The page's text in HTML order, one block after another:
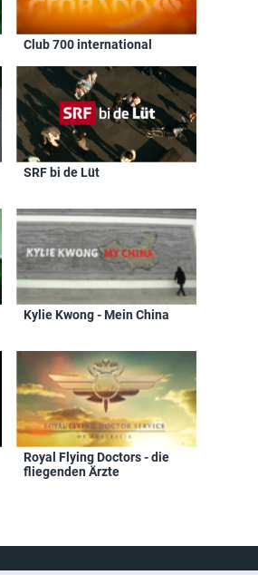
Club 700 international
SRF bi de Lüt
Kylie Kwong - Mein China
Royal Flying Doctors - die
fliegenden Ärzte